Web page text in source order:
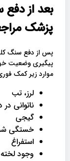
بعد از دفع
پزشک
پس از دفع سنگ
پیگیری وضعیت
موارد زیر کمک
لرز، تب
ناتوانی در
گیجی
خستگی
استفراغ
وجود